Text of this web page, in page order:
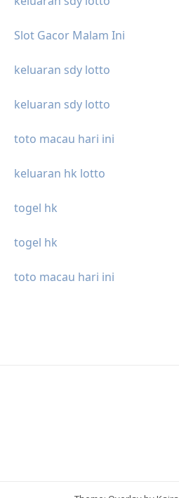
Slot Gacor Malam Ini
keluaran sdy lotto
keluaran sdy lotto
toto macau hari ini
keluaran hk lotto
togel hk
togel hk
toto macau hari ini